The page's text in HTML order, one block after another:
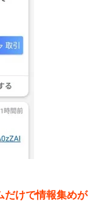
だけで情報集めが